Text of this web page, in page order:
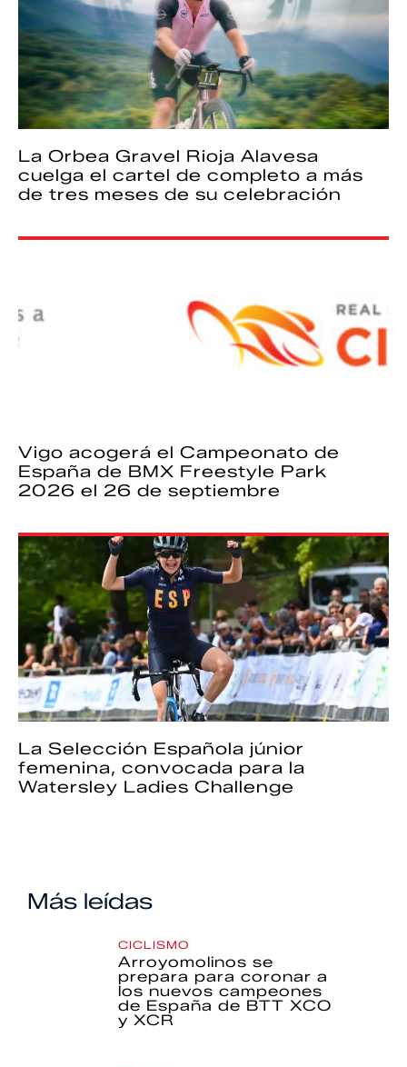
La Orbea Gravel Rioja Alavesa
cuelga el cartel de completo a más
de tres meses de su celebración
Vigo acogerá el Campeonato de
España de BMX Freestyle Park
2026 el 26 de septiembre
La Selección Española júnior
femenina, convocada para la
Watersley Ladies Challenge
Más leídas
CICLISMO
Arroyomolinos se
prepara para coronar a
los nuevos campeones
de España de BTT XCO
y XCR